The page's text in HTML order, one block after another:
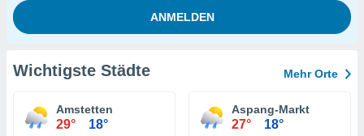
Wichtigste Städte Mehr Orte
Amstetten
29° 18°
Aspang-Markt
27° 18°